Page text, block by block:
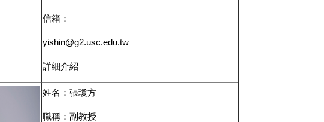
信箱：
yishin@g2.usc.edu.tw
詳細介紹
姓名：張瓊方
職稱：副教授